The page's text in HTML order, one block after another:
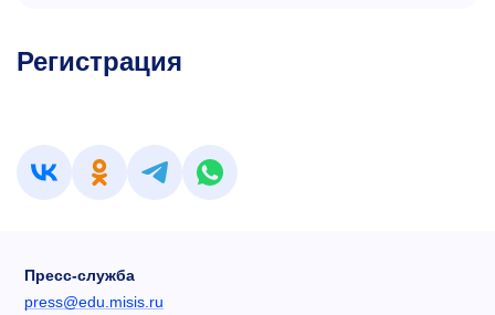
Регистрация
Пресс-служба
press@edu.misis.ru